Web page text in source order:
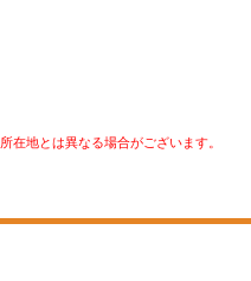
地とは異なる場合がございます。